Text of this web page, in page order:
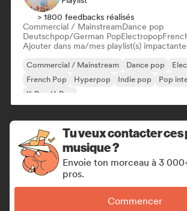
> 1800 feedbacks réalisés
Commercial / MainstreamDance pop
Deutschpop/German PopElectropop
Ajouter dans ma/mes playlist(s)
Commercial / Mainstream Dance pop
French Pop
Hyperpop Indie pop
Pop
K-Pop/J-Pop
Tu veux contacter ces
musique ?
Envoie ton morceau à 3
pros.
Commencer